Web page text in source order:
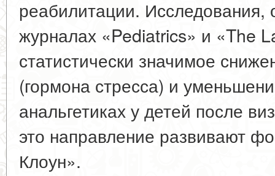
реабилитации. Исследования,
журналах «Pediatrics» и «The
статистически значимое
(гормона стресса) и
анальгетиках у детей после
это направление развивают
Клоун».